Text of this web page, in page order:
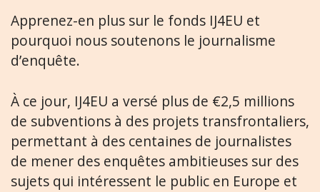
Apprenez-en plus sur le fonds IJ4EU et
pourquoi nous soutenons le journalisme
d’enquête.
À ce jour, IJ4EU a versé plus de €2,5 millions
de subventions à des projets transfrontaliers,
permettant à des centaines de journalistes
de mener des enquêtes ambitieuses sur des
sujets qui intéressent le public en Europe et